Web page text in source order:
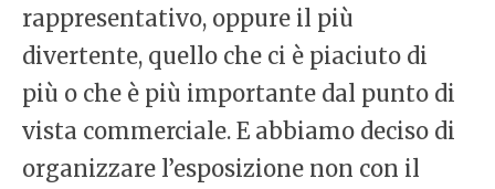
rappresentativo, oppure il più
divertente, quello che ci è piaciuto di
più o che è più importante dal punto di
vista commerciale. E abbiamo deciso di
organizzare l’esposizione non con il